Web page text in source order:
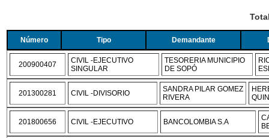
Número Tipo Demandante
200900407
CIVIL -EJECUTIVO
SINGULAR
TESORERIA MUNICIPIO
DE SOPÓ
201300281 CIVIL -DIVISORIO
SANDRA PILAR GOMEZ
RIVERA
201800656 CIVIL -EJECUTIVO BANCOLOMBIA S.A